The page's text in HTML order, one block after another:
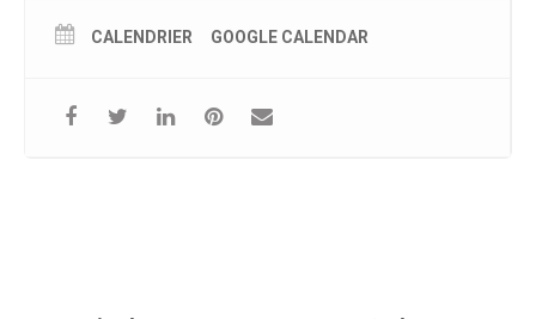
CALENDRIER GOOGLE CALENDAR